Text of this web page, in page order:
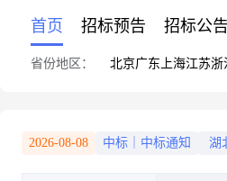
首页 招标预告 招标公告
省份地区： 北京广东 上海江苏浙
2026-08-08 中标｜中标通知 湖